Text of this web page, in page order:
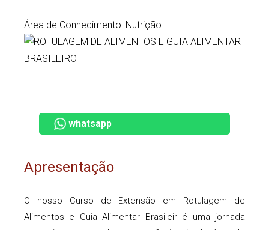
Área de Conhecimento: Nutrição
whatsapp
Apresentação
O nosso Curso de Extensão em Rotulagem de
Alimentos e Guia Alimentar Brasileir é uma jornada